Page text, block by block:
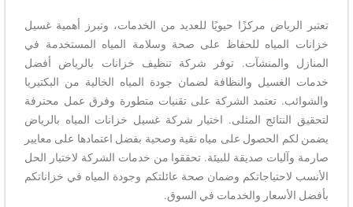
تعتبر الرياض مركزًا حيويًا للعديد من الخدمات، وتبرز أهمية غسيل
خزانات المياه للحفاظ على صحة وسلامة المياه المستخدمة في
المنازل والمنشآت. توفر شركة تنظيف خزانات بالرياض أفضل
خدمات الغسيل والنظافة لضمان جودة المياه الخالية من البكتيريا
والشوائب. تعتمد الشركة على تقنيات متطورة وفرق عمل محترفة
لتحقيق النتائج المثلى. اختيار شركة غسيل خزانات المياه بالرياض
يضمن لكم الحصول على مياه نقية وصحية بفضل اعتمادها على معايير
صارمة وآليات صديقة للبيئة. تحققوا من خدمات الشركة لاختيار الحل
الأنسب لاحتياجاتكم وضمان صحة عائلتكم وجودة المياه في خزاناتكم
بأفضل الأسعار والخدمات في السوق.